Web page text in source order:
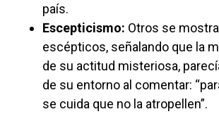
país.
Escepticismo: Otros se
escépticos, señalando que la
de su actitud misteriosa,
de su entorno al comentar:
se cuida que no la atropellen”.